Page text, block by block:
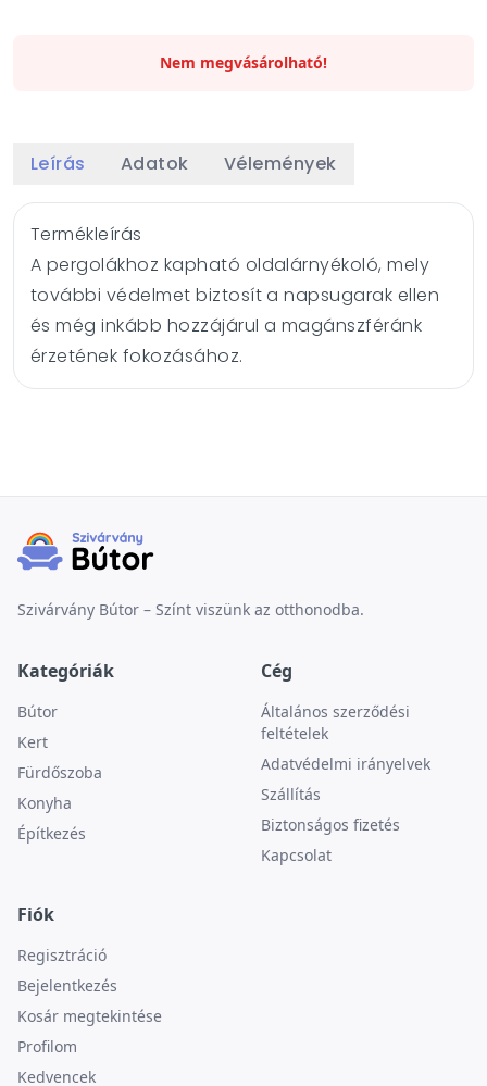
Nem megvásárolható!
Leírás Adatok Vélemények
Termékleírás
A pergolákhoz kapható oldalárnyékoló, mely
további védelmet biztosít a napsugarak ellen
és még inkább hozzájárul a magánszféránk
érzetének fokozásához.
Szivárvány Bútor – Színt viszünk az otthonodba.
Kategóriák
Bútor
Kert
Fürdőszoba
Konyha
Építkezés
Cég
Általános szerződési
feltételek
Adatvédelmi irányelvek
Szállítás
Biztonságos fizetés
Kapcsolat
Fiók
Regisztráció
Bejelentkezés
Kosár megtekintése
Profilom
Kedvencek